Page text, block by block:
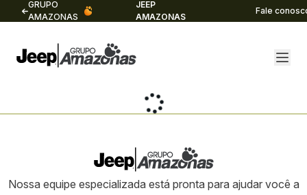
GRUPO
AMAZONAS
JEEP
AMAZONAS
Fale
Nossa equipe especializada está pronta para ajudar você a